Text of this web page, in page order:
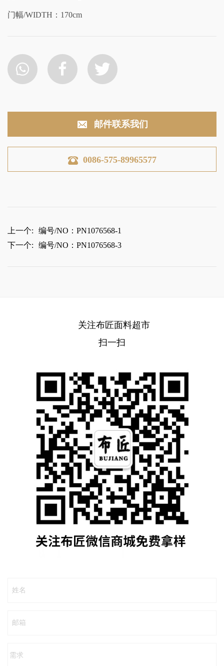
门幅/WIDTH：170cm
邮件联系我们
0086-575-89965577
上一个:
编号/NO：PN1076568-1
下一个:
编号/NO：PN1076568-3
关注布匠面料超市
扫一扫
姓名
邮箱
需求